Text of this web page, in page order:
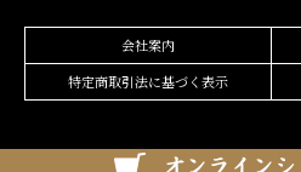
会社案内
特定商取引法に基づく表示